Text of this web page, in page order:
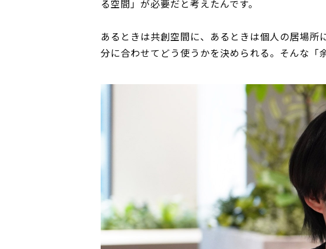
る空間」が必要だと考えたんです。
あるときは共創空間に、あるときは個人の居場
分に合わせてどう使うかを決められる。そんな「